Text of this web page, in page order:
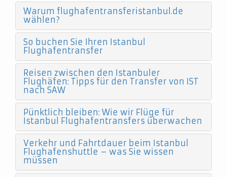
Warum flughafentransferistanbul.de
wählen?
So buchen Sie Ihren Istanbul
Flughafentransfer
Reisen zwischen den Istanbuler
Flughäfen: Tipps für den Transfer von IST
nach SAW
Pünktlich bleiben: Wie wir Flüge für
Istanbul Flughafentransfers überwachen
Verkehr und Fahrtdauer beim Istanbul
Flughafenshuttle – was Sie wissen
müssen